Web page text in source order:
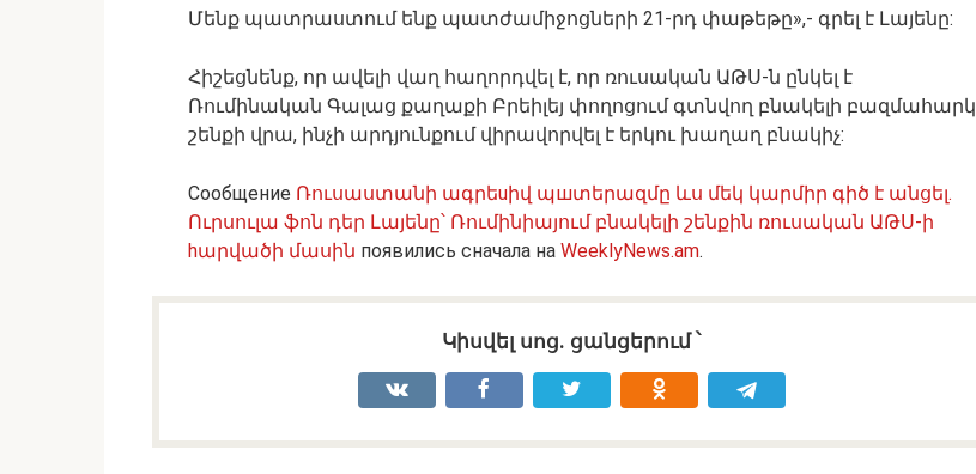
Մենք պատրաստում ենք պատժամիջոցների 21-րդ փաթեթը»,- գրել է Լայենը:
Հիշեցնենք, որ ավելի վաղ հաղորդվել է, որ ռուսական ԱԹՍ-ն ընկել է
Ռումինական Գալաց քաղաքի Բրեիլեյ փողոցում գտնվող բնակելի բազմահարկ
շենքի վրա, ինչի արդյունքում վիրավորվել է երկու խաղաղ բնակիչ:
Сообщение Ռուսաստանի ագրեuիվ պшտերազմը ևս մեկ կարմիր գիծ է անցել.
Ուրսուլա ֆոն դեր Լայենը՝ Ռումինիայում բնակելի շենքին ռուսական ԱԹՍ-ի
hարվածի մասին появились сначала на WeeklyNews.am.
Կիսվել սոց․ ցանցերում ՝